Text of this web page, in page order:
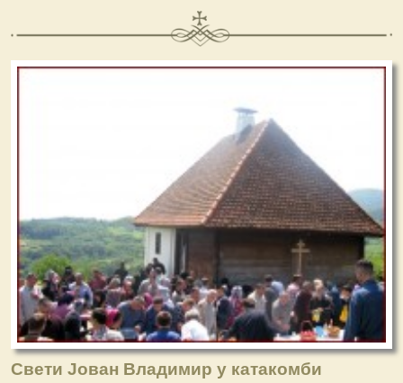
Свети Јован Владимир у катакомби